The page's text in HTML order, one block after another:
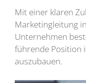
Mit einer klaren
Marketingleitung
Unternehmen
führende Position
auszubauen.